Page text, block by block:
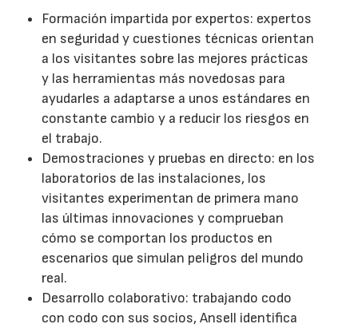
Formación impartida por expertos: expertos
en seguridad y cuestiones técnicas orientan
a los visitantes sobre las mejores prácticas
y las herramientas más novedosas para
ayudarles a adaptarse a unos estándares en
constante cambio y a reducir los riesgos en
el trabajo.
Demostraciones y pruebas en directo: en los
laboratorios de las instalaciones, los
visitantes experimentan de primera mano
las últimas innovaciones y comprueban
cómo se comportan los productos en
escenarios que simulan peligros del mundo
real.
Desarrollo colaborativo: trabajando codo
con codo con sus socios, Ansell identifica